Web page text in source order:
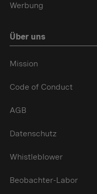
Werbung
Über uns
Mission
Code of Conduct
AGB
Datenschutz
Whistleblower
Beobachter-Labor